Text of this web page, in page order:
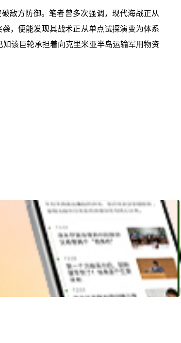
敌方防御。笔者曾多次强调，现代海战正从
，便能发现其战术正从单点试探演变为体系
该巨轮承担着向克里米亚半岛运输军用物资